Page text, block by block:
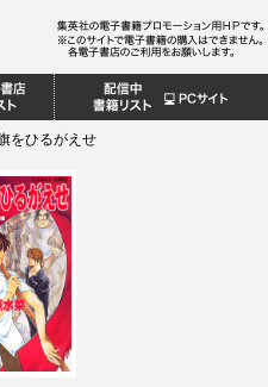
ひるがえせ